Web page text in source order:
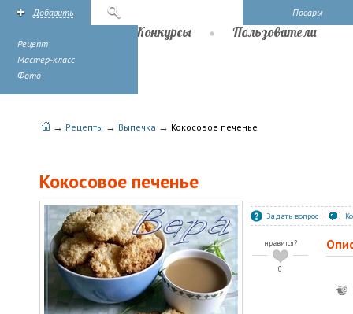
Повары
Добавить
Рецепт
Мастер-класс
Фото
Конкурсы Пользователи
→ Рецепты → Выпечка → Кокосовое печенье
Кокосовое печенье
Задать вопрос
нравится?
0